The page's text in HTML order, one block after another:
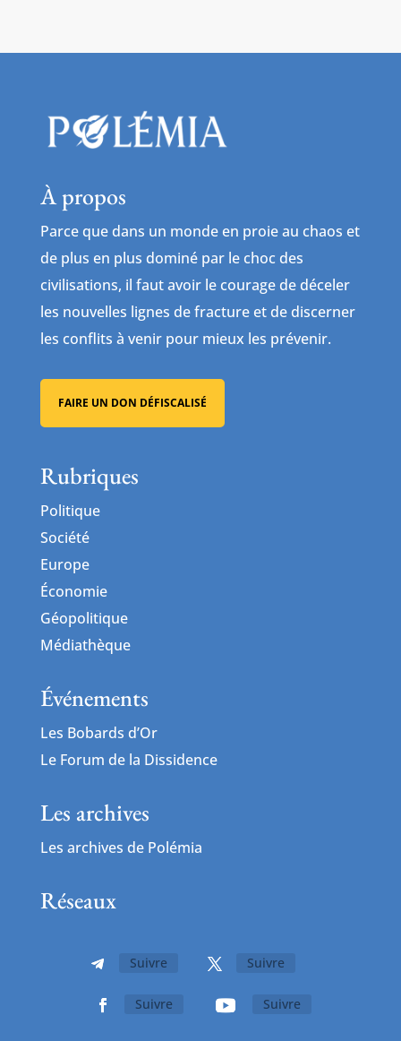
À propos
Parce que dans un monde en proie au chaos et
de plus en plus dominé par le choc des
civilisations, il faut avoir le courage de déceler
les nouvelles lignes de fracture et de discerner
les conflits à venir pour mieux les prévenir.
FAIRE UN DON DÉFISCALISÉ
Rubriques
Politique
Société
Europe
Économie
Géopolitique
Médiathèque
Événements
Les Bobards d’Or
Le Forum de la Dissidence
Les archives
Les archives de Polémia
Réseaux
Suivre Suivre
Suivre Suivre